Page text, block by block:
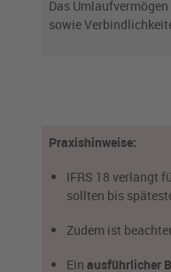
Das
sowie
Praxishinweise:
IFRS 18 verlangt
sollten bis
Zudem ist
Ein ausführlicher